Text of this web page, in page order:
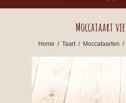
Moccataart
Home / Taart / Moccataarten /